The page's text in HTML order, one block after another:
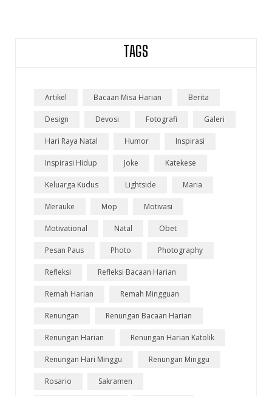
TAGS
Artikel Bacaan Misa Harian Berita
Design Devosi Fotografi Galeri
Hari Raya Natal Humor Inspirasi
Inspirasi Hidup Joke Katekese
Keluarga Kudus Lightside Maria
Merauke Mop Motivasi
Motivational Natal Obet
Pesan Paus Photo Photography
Refleksi Refleksi Bacaan Harian
Remah Harian Remah Mingguan
Renungan Renungan Bacaan Harian
Renungan Harian Renungan Harian Katolik
Renungan Hari Minggu Renungan Minggu
Rosario Sakramen